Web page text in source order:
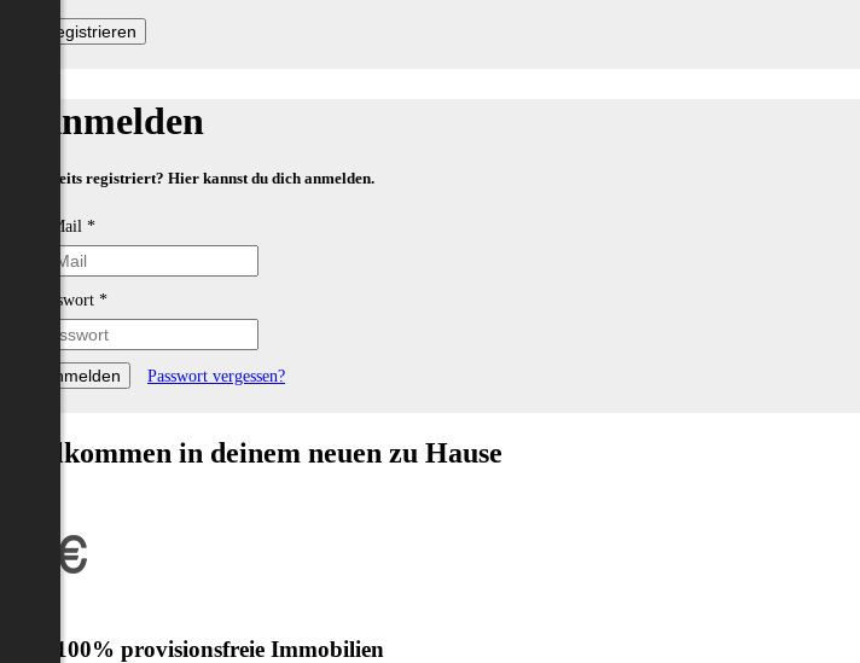
Anmelden
Bereits registriert? Hier kannst du dich anmelden.
E-Mail *
Passwort *
Passwort vergessen?
Willkommen in deinem neuen zu Hause
Nur 100% provisionsfreie Immobilien